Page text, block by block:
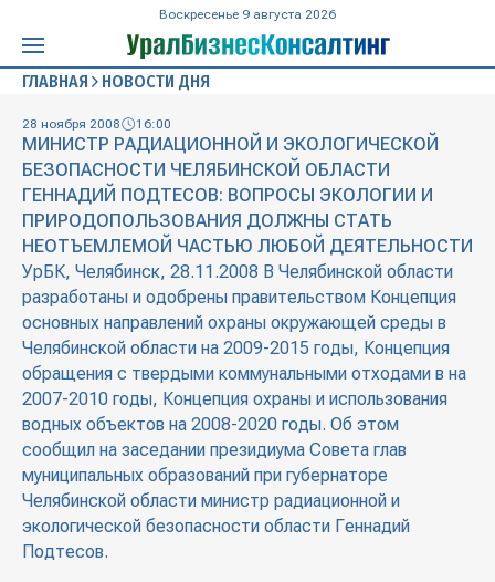
Воскресенье 9 августа 2026
ГЛАВНАЯ НОВОСТИ ДНЯ
28 ноября 2008 16:00
МИНИСТР РАДИАЦИОННОЙ И ЭКОЛОГИЧЕСКОЙ
БЕЗОПАСНОСТИ ЧЕЛЯБИНСКОЙ ОБЛАСТИ
ГЕННАДИЙ ПОДТЕСОВ: ВОПРОСЫ ЭКОЛОГИИ И
ПРИРОДОПОЛЬЗОВАНИЯ ДОЛЖНЫ СТАТЬ
НЕОТЪЕМЛЕМОЙ ЧАСТЬЮ ЛЮБОЙ ДЕЯТЕЛЬНОСТИ
УрБК, Челябинск, 28.11.2008 В Челябинской области
разработаны и одобрены правительством Концепция
основных направлений охраны окружающей среды в
Челябинской области на 2009-2015 годы, Концепция
обращения с твердыми коммунальными отходами в на
2007-2010 годы, Концепция охраны и использования
водных объектов на 2008-2020 годы. Об этом
сообщил на заседании президиума Совета глав
муниципальных образований при губернаторе
Челябинской области министр радиационной и
экологической безопасности области Геннадий
Подтесов.